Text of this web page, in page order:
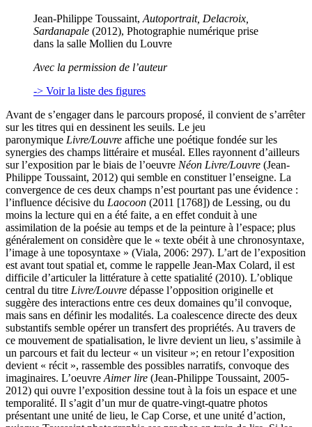
Jean-Philippe Toussaint, Autoportrait, Delacroix,
Sardanapale (2012), Photographie numérique prise
dans la salle Mollien du Louvre
Avec la permission de l’auteur
-> Voir la liste des figures
Avant de s’engager dans le parcours proposé, il convient de s’arrêter
sur les titres qui en dessinent les seuils. Le jeu
paronymique Livre/Louvre affiche une poétique fondée sur les
synergies des champs littéraire et muséal. Elles rayonnent d’ailleurs
sur l’exposition par le biais de l’oeuvre Néon Livre/Louvre (Jean-
Philippe Toussaint, 2012) qui semble en constituer l’enseigne. La
convergence de ces deux champs n’est pourtant pas une évidence :
l’influence décisive du Laocoon (2011 [1768]) de Lessing, ou du
moins la lecture qui en a été faite, a en effet conduit à une
assimilation de la poésie au temps et de la peinture à l’espace; plus
généralement on considère que le « texte obéit à une chronosyntaxe,
l’image à une toposyntaxe » (Viala, 2006: 297). L’art de l’exposition
est avant tout spatial et, comme le rappelle Jean-Max Colard, il est
difficile d’articuler la littérature à cette spatialité (2010). L’oblique
central du titre Livre/Louvre dépasse l’opposition originelle et
suggère des interactions entre ces deux domaines qu’il convoque,
mais sans en définir les modalités. La coalescence directe des deux
substantifs semble opérer un transfert des propriétés. Au travers de
ce mouvement de spatialisation, le livre devient un lieu, s’assimile à
un parcours et fait du lecteur « un visiteur »; en retour l’exposition
devient « récit », rassemble des possibles narratifs, convoque des
imaginaires. L’oeuvre Aimer lire (Jean-Philippe Toussaint, 2005-
2012) qui ouvre l’exposition dessine tout à la fois un espace et une
temporalité. Il s’agit d’un mur de quatre-vingt-quatre photos
présentant une unité de lieu, le Cap Corse, et une unité d’action,